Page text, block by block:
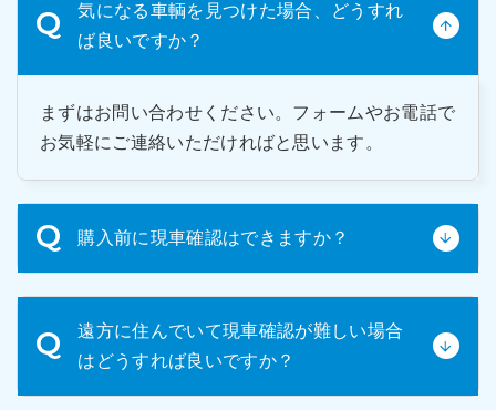
気になる車輌を見つけた場合、どうすれ
ば良いですか？
まずはお問い合わせください。フォームやお電話で
お気軽にご連絡いただければと思います。
購入前に現車確認はできますか？
確認をお願いしております。実際に車輛の状態を確
認いただき、ご納得いただいた上でご購入いただく
ことを強くお勧めしています。
遠方に住んでいて現車確認が難しい場合
はどうすれば良いですか？